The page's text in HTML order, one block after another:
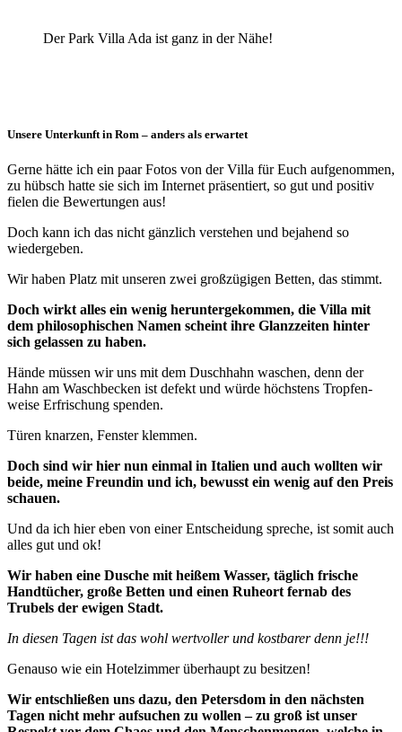
Der Park Villa Ada ist ganz in der Nähe!
Unsere Unterkunft in Rom – anders als erwartet
Gerne hätte ich ein paar Fotos von der Villa für Euch aufgenommen,
zu hübsch hatte sie sich im Internet präsentiert, so gut und positiv
fielen die Bewertungen aus!
Doch kann ich das nicht gänzlich verstehen und bejahend so
wiedergeben.
Wir haben Platz mit unseren zwei großzügigen Betten, das stimmt.
Doch wirkt alles ein wenig heruntergekommen, die Villa mit
dem philosophischen Namen scheint ihre Glanzzeiten hinter
sich gelassen zu haben.
Hände müssen wir uns mit dem Duschhahn waschen, denn der
Hahn am Waschbecken ist defekt und würde höchstens Tropfen-
weise Erfrischung spenden.
Türen knarzen, Fenster klemmen.
Doch sind wir hier nun einmal in Italien und auch wollten wir
beide, meine Freundin und ich, bewusst ein wenig auf den Preis
schauen.
Und da ich hier eben von einer Entscheidung spreche, ist somit auch
alles gut und ok!
Wir haben eine Dusche mit heißem Wasser, täglich frische
Handtücher, große Betten und einen Ruheort fernab des
Trubels der ewigen Stadt.
In diesen Tagen ist das wohl wertvoller und kostbarer denn je!!!
Genauso wie ein Hotelzimmer überhaupt zu besitzen!
Wir entschließen uns dazu, den Petersdom in den nächsten
Tagen nicht mehr aufsuchen zu wollen – zu groß ist unser